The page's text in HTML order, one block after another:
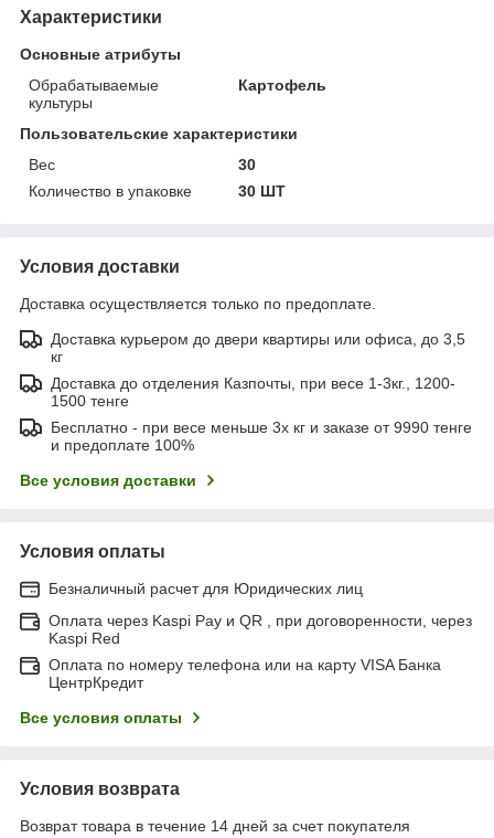
Характеристики
Основные атрибуты
Обрабатываемые
культуры
Картофель
Пользовательские характеристики
Вес
30
Количество в упаковке
30 ШТ
Условия доставки
Доставка осуществляется только по предоплате.
Доставка курьером до двери квартиры или офиса, до 3,5
кг
Доставка до отделения Казпочты, при весе 1-3кг., 1200-
1500 тенге
Бесплатно - при весе меньше 3х кг и заказе от 9990 тенге
и предоплате 100%
Все условия доставки
Условия оплаты
Безналичный расчет для Юридических лиц
Оплата через Kaspi Pay и QR , при договоренности, через
Kaspi Red
Оплата по номеру телефона или на карту VISA Банка
ЦентрКредит
Все условия оплаты
Условия возврата
Возврат товара в течение 14 дней за счет покупателя